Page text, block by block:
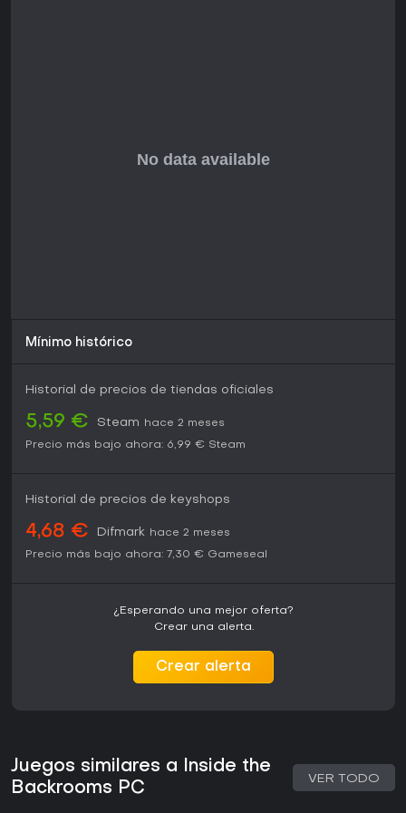
Mínimo histórico
Historial de precios de tiendas oficiales
5,59 € Steam
hace 2 meses
Precio más bajo ahora: 6,99 € Steam
Historial de precios de keyshops
4,68 € Difmark hace 2 meses
Precio más bajo ahora: 7,30 € Gameseal
¿Esperando una mejor oferta?
Crear una alerta.
Crear alerta
Juegos similares a Inside the
Backrooms PC
VER TODO